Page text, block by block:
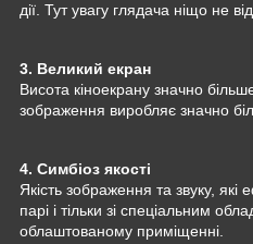
дії. Тут увагу глядача ніщо не
3. Великий екран
Висота кіноекрану значно
зображення виробляє значно
4. Симбіоз якості
Якість зображення та звуку,
парі і тільки зі спеціальним
облаштованому приміщенні.